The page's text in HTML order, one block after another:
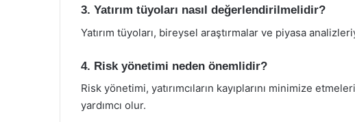
3. Yatırım tüyoları nasıl değerlendirilmelidir?
Yatırım tüyoları, bireysel araştırmalar ve piyasa
4. Risk yönetimi neden önemlidir?
Risk yönetimi, yatırımcıların kayıplarını minimize
yardımcı olur.